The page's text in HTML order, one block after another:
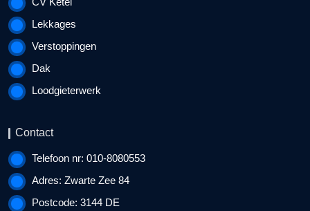
Lekkages
Verstoppingen
Dak
Loodgieterwerk
Contact
Telefoon nr: 010-8080553
Adres: Zwarte Zee 84
Postcode: 3144 DE